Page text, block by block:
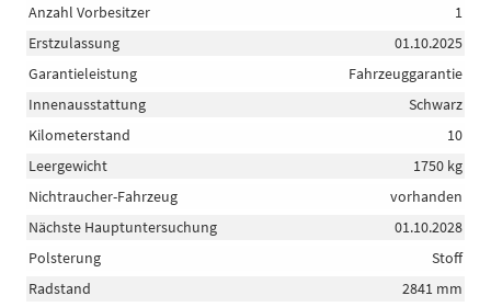
Anzahl Vorbesitzer
1
Erstzulassung
01.10.2025
Garantieleistung
Fahrzeuggarantie
Innenausstattung
Schwarz
Kilometerstand
10
Leergewicht
1750 kg
Nichtraucher-Fahrzeug
vorhanden
Nächste Hauptuntersuchung
01.10.2028
Polsterung
Stoff
Radstand
2841 mm